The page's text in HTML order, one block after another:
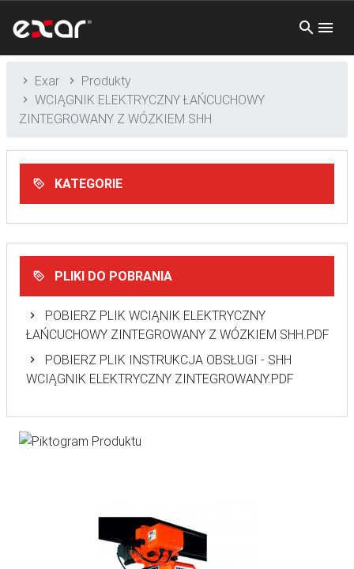
Exar
Produkty
WCIĄGNIK ELEKTRYCZNY ŁAŃCUCHOWY
ZINTEGROWANY Z WÓZKIEM SHH
KATEGORIE
PLIKI DO POBRANIA
POBIERZ PLIK WCIĄNIK ELEKTRYCZNY
ŁAŃCUCHOWY ZINTEGROWANY Z WÓZKIEM SHH.PDF
POBIERZ PLIK INSTRUKCJA OBSŁUGI - SHH
WCIĄGNIK ELEKTRYCZNY ZINTEGROWANY.PDF